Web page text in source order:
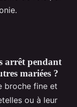
arrêt pendant
mariées ?
broche fine et
ou à leur